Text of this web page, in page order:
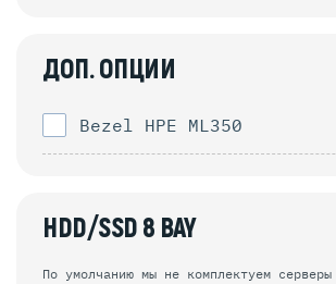
ДОП. ОПЦИИ
Bezel HPE ML350
HDD/SSD 8 BAY
По умолчанию мы не комплектуем серверы